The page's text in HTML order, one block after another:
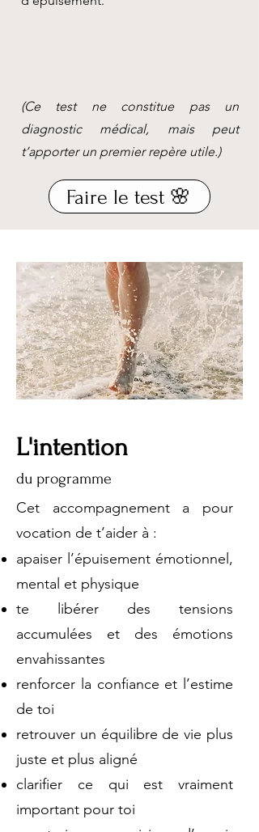
(Ce test ne constitue pas un
diagnostic médical, mais peut
t’apporter un premier repère utile.)
Faire le test 🌸
L'intention
du programme
Cet accompagnement a pour
vocation de t’aider à :
apaiser l’épuisement émotionnel,
mental et physique
te libérer des tensions
accumulées et des émotions
envahissantes
renforcer la confiance et l’estime
de toi
retrouver un équilibre de vie plus
juste et plus aligné
clarifier ce qui est vraiment
important pour toi